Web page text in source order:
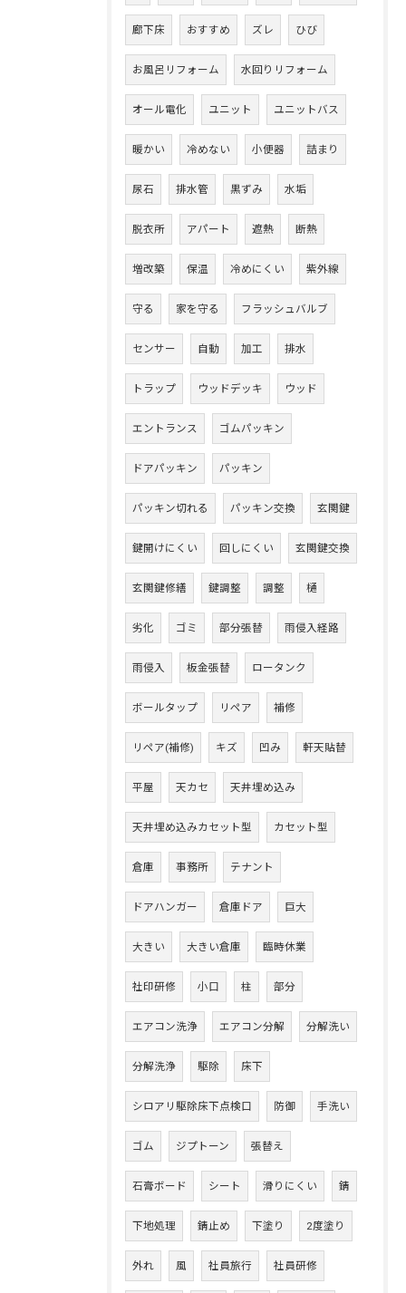
廊下床 おすすめ ズレ ひび
お風呂リフォーム 水回りリフォーム
オール電化 ユニット ユニットバス
暖かい 冷めない 小便器 詰まり
尿石 排水管 黒ずみ 水垢
脱衣所 アパート 遮熱 断熱
増改築 保温 冷めにくい 紫外線
守る 家を守る フラッシュバルブ
センサー 自動 加工 排水
トラップ ウッドデッキ ウッド
エントランス ゴムパッキン
ドアパッキン パッキン
パッキン切れる パッキン交換 玄関鍵
鍵開けにくい 回しにくい 玄関鍵交換
玄関鍵修繕 鍵調整 調整 樋
劣化 ゴミ 部分張替 雨侵入経路
雨侵入 板金張替 ロータンク
ボールタップ リペア 補修
リペア(補修) キズ 凹み 軒天貼替
平屋 天カセ 天井埋め込み
天井埋め込みカセット型 カセット型
倉庫 事務所 テナント
ドアハンガー 倉庫ドア 巨大
大きい 大きい倉庫 臨時休業
社印研修 小口 柱 部分
エアコン洗浄 エアコン分解 分解洗い
分解洗浄 駆除 床下
シロアリ駆除床下点検口 防御 手洗い
ゴム ジプトーン 張替え
石膏ボード シート 滑りにくい 錆
下地処理 錆止め 下塗り 2度塗り
外れ 風 社員旅行 社員研修